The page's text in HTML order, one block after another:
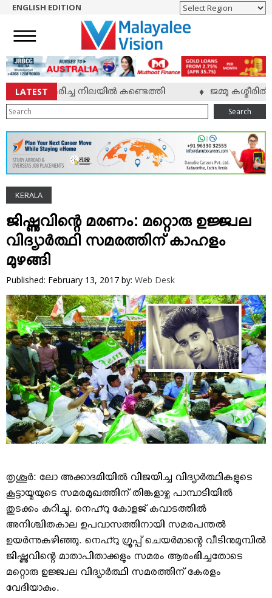
NEWS
ENGLISH
NRI
ENTERTAINMENT
MV SPECIAL
SPORTS
LIFESTYLE
TECH & AUTO
SOCIAL SPHERE
EDITORIAL
ARTS & LITERATURE
MAGAZINE
VIDEOS
YOUR SAY
COOKERY
KARSHAKAN
TOURS & TRAVEL
GREETINGS
CLASSIFIEDS
OBITUARY
ENGLISH EDITION
LATEST
മരിച്ച നിലയില്‍ കണ്ടെത്തി ജമ്മു കശ്മീരില്‍
Search
KERALA
ജിഷ്ണുവിന്റെ മരണം: മറ്റൊരു ഉജ്ജ്വല
വിദ്യാര്‍ത്ഥി സമരത്തിന് കാഹളം
മുഴങ്ങി
Published: February 13, 2017 by: Web Desk
തൃശൂര്‍: ലോ അക്കാദമിയില്‍ വിജയിച്ച വിദ്യാര്‍ത്ഥികളുടെ
കൂട്ടായ്മയുടെ സമരമുഖത്തിന് തിങ്കളാഴ്ച പാമ്പാടിയില്‍
തുടക്കം കുറിച്ചു. നെഹ്റു കോളജ് കവാടത്തില്‍
അനിശ്ചിതകാല ഉപവാസത്തിനായി സമരപന്തല്‍
ഉയര്‍ന്നുകഴിഞ്ഞു. നെഹ്റു ഗ്രൂപ്പ് ചെയര്‍മാന്റെ വീടിനുമുമ്പില്‍
ജിഷ്ണുവിന്റെ മാതാപിതാക്കളും സമരം ആരംഭിച്ചതോടെ
മറ്റൊരു ഉജ്ജ്വല വിദ്യാര്‍ത്ഥി സമരത്തിന് കേരളം
വേദിയാകും.